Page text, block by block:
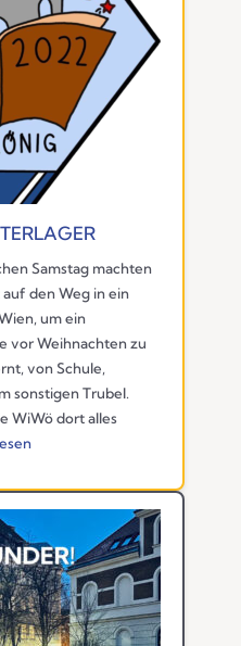
Samstag machten
den Weg in ein
um ein
vor Weihnachten zu
von Schule,
sonstigen Trubel.
WiWö dort alles